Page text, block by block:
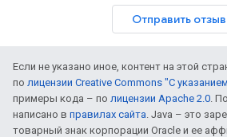
Отправить отзыв
Если не указано иное, контент на этой
по лицензии Creative Commons "С
примеры кода – по лицензии Apache 2.0.
написано в правилах сайта. Java – это
товарный знак корпорации Oracle и ее